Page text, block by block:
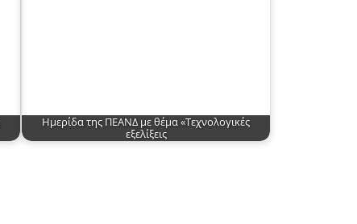
Ημερίδα της ΠΕΑΝΔ με θέμα «Τεχνολογικές
εξελίξεις